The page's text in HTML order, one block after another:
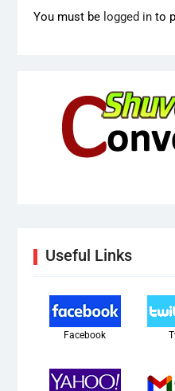
You must be logged into
Useful Links
Facebook